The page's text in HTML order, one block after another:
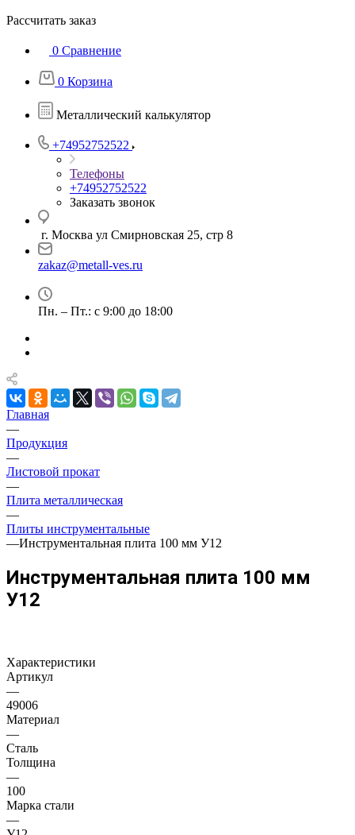
Рассчитать заказ
0 Сравнение
0 Корзина
Металлический калькулятор
+74952752522
Телефоны
+74952752522
Заказать звонок
г. Москва ул Смирновская 25, стр 8
zakaz@metall-ves.ru
Пн. – Пт.: с 9:00 до 18:00
Главная
—
Продукция
—
Листовой прокат
—
Плита металлическая
—
Плиты инструментальные
—Инструментальная плита 100 мм У12
Инструментальная плита 100 мм
У12
Характеристики
Артикул
—
49006
Материал
—
Сталь
Толщина
—
100
Марка стали
—